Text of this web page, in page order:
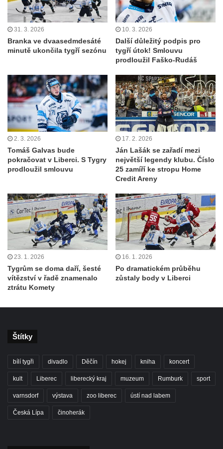
31. 3. 2026
Branka ve dvaasedmdesáté
minutě ukončila tygří sezónu
10. 3. 2026
Další důležitý podpis pro
tygří útok! Smlouvu
prodloužil Faško-Rudáš
2. 3. 2026
Tomáš Galvas bude
pokračovat v Liberci. S Tygry
prodloužil smlouvu
17. 2. 2026
Ján Lašák se zařadí mezi
největší legendy klubu. Číslo
25 zamíří ke stropu Home
Credit Areny
23. 1. 2026
Tygrům se doma daří, šesté
vítězství v řadě znamenalo
ztrátu Komety
16. 1. 2026
Po dramatickém průběhu
zůstaly body v Liberci
Štítky
bílí tygři divadlo Děčín hokej kniha koncert
kult Liberec liberecký kraj muzeum Rumburk sport
varnsdorf výstava zoo liberec ústí nad labem
Česká Lípa činoherák